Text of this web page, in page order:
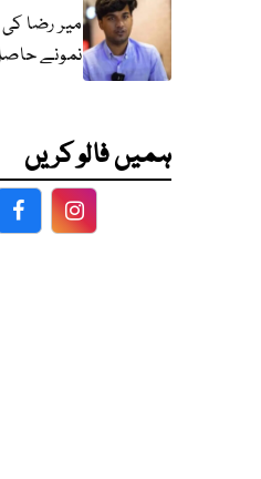
میر رضا
نمونے
ہمیں فالو کریں
FacebookFacebook